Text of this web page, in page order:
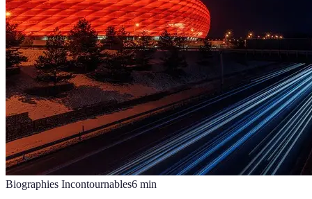
Biographies Incontournables6 min